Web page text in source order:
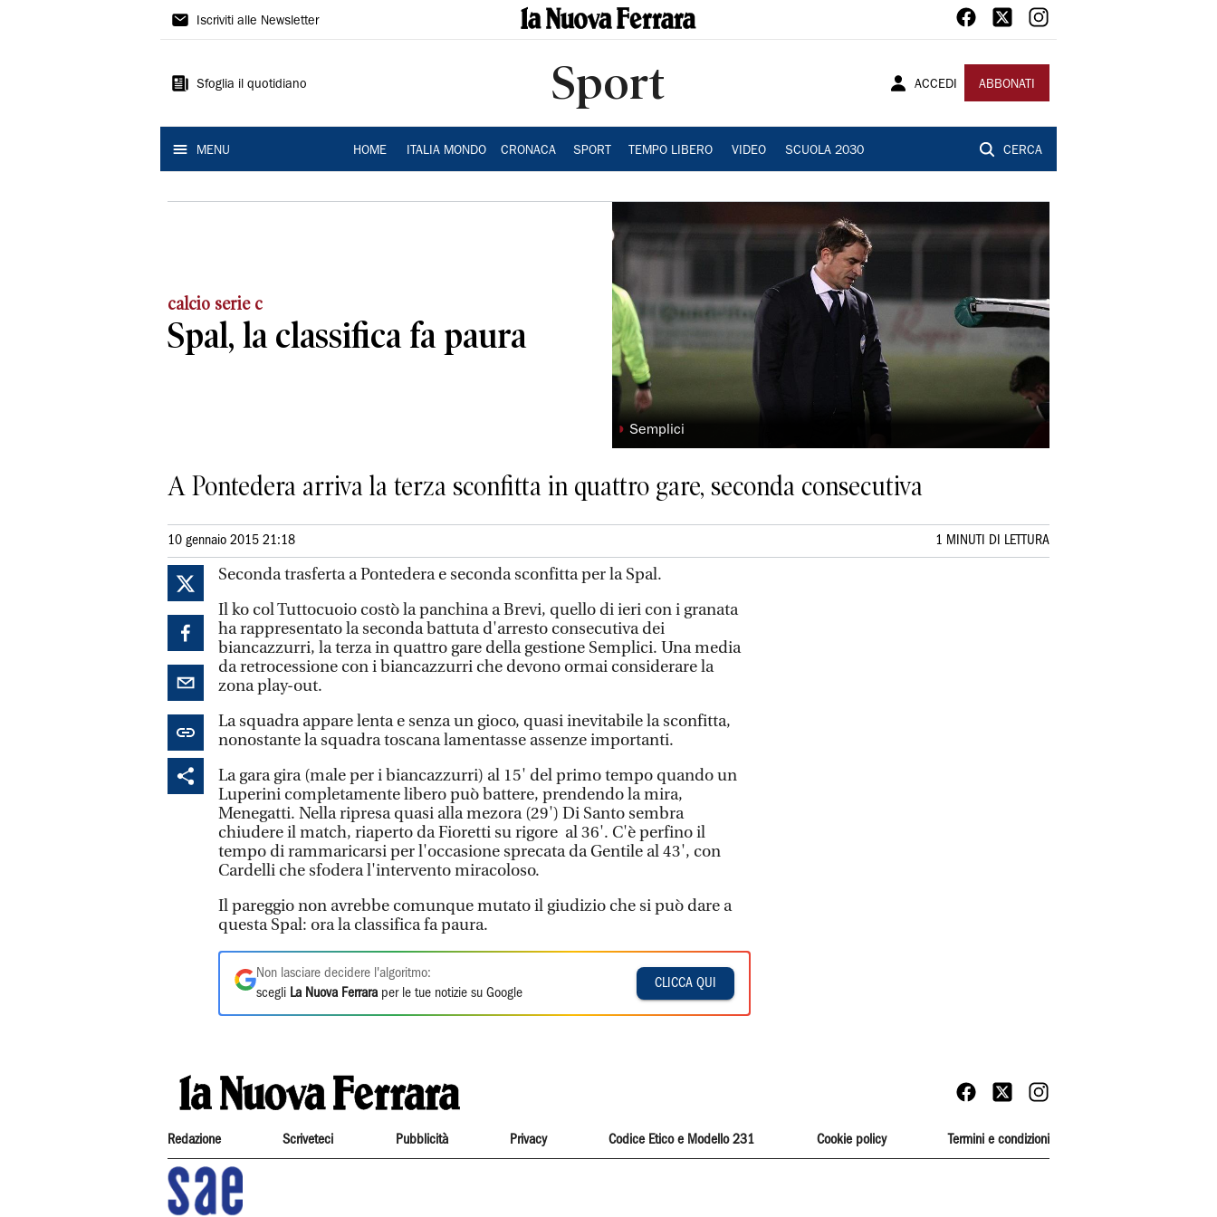
La
Ferrara
Iscriviti alle Newsletter
Sfoglia il quotidiano Sport ACCEDI ABBONATI
MENU HOME ITALIA MONDO CRONACA SPORT TEMPO LIBERO VIDEO SCUOLA 2030 CERCA
calcio serie c
Spal, la classifica fa paura
◗ Semplici
A Pontedera arriva la terza sconfitta in quattro gare, seconda consecutiva
10 gennaio 2015 21:18 1 MINUTI DI LETTURA
Seconda trasferta a Pontedera e seconda sconfitta per la Spal.
Il ko col Tuttocuoio costò la panchina a Brevi, quello di ieri con i granata
ha rappresentato la seconda battuta d'arresto consecutiva dei
biancazzurri, la terza in quattro gare della gestione Semplici. Una media
da retrocessione con i biancazzurri che devono ormai considerare la
zona play-out.
La squadra appare lenta e senza un gioco, quasi inevitabile la sconfitta,
nonostante la squadra toscana lamentasse assenze importanti.
La gara gira (male per i biancazzurri) al 15' del primo tempo quando un
Luperini completamente libero può battere, prendendo la mira,
Menegatti. Nella ripresa quasi alla mezora (29') Di Santo sembra
chiudere il match, riaperto da Fioretti su rigore al 36'. C'è perfino il
tempo di rammaricarsi per l'occasione sprecata da Gentile al 43', con
Cardelli che sfodera l'intervento miracoloso.
Il pareggio non avrebbe comunque mutato il giudizio che si può dare a
questa Spal: ora la classifica fa paura.
Non lasciare decidere l'algoritmo:
scegli La Nuova Ferrara per le tue notizie su Google
CLICCA QUI
Redazione Scriveteci Pubblicità Privacy Codice Etico e Modello 231 Cookie policy Termini e condizioni